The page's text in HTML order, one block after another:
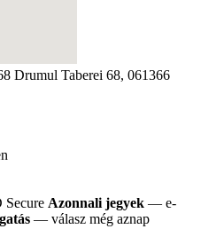
Drumul Taberei 68, 061366
Azonnali jegyek — e-
— válasz még aznap